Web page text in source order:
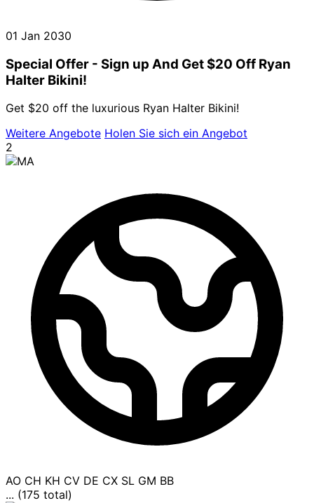
01 Jan 2030
Special Offer - Sign up And Get $20 Off Ryan
Halter Bikini!
Get $20 off the luxurious Ryan Halter Bikini!
Weitere Angebote Holen Sie sich ein Angebot
2
AO CH KH CV DE CX SL GM BB
... (175 total)